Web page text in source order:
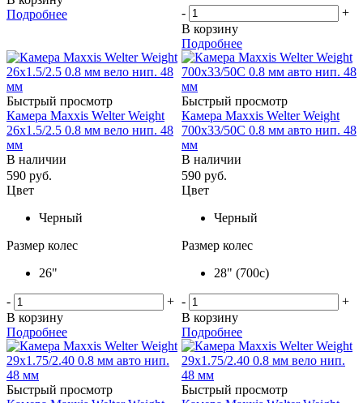
Подробнее
-
+
В корзину
Подробнее
Быстрый просмотр
Камера Maxxis Welter Weight
26x1.5/2.5 0.8 мм вело нип. 48
мм
В наличии
590 руб.
Цвет
Черный
Размер колес
26"
-
+
В корзину
Подробнее
Быстрый просмотр
Камера Maxxis Welter Weight
700x33/50C 0.8 мм авто нип. 48
мм
В наличии
590 руб.
Цвет
Черный
Размер колес
28" (700c)
-
+
В корзину
Подробнее
Быстрый просмотр
Быстрый просмотр